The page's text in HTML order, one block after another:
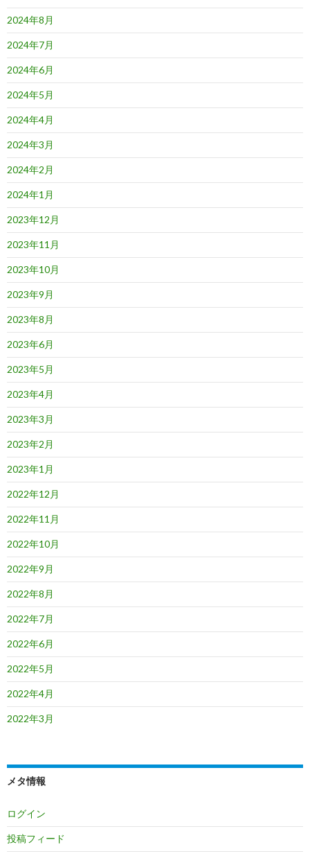
2024年8月
2024年7月
2024年6月
2024年5月
2024年4月
2024年3月
2024年2月
2024年1月
2023年12月
2023年11月
2023年10月
2023年9月
2023年8月
2023年6月
2023年5月
2023年4月
2023年3月
2023年2月
2023年1月
2022年12月
2022年11月
2022年10月
2022年9月
2022年8月
2022年7月
2022年6月
2022年5月
2022年4月
2022年3月
メタ情報
ログイン
投稿フィード